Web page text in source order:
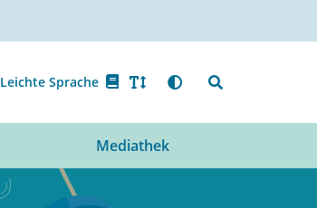
Leichte Sprache
Mediathek